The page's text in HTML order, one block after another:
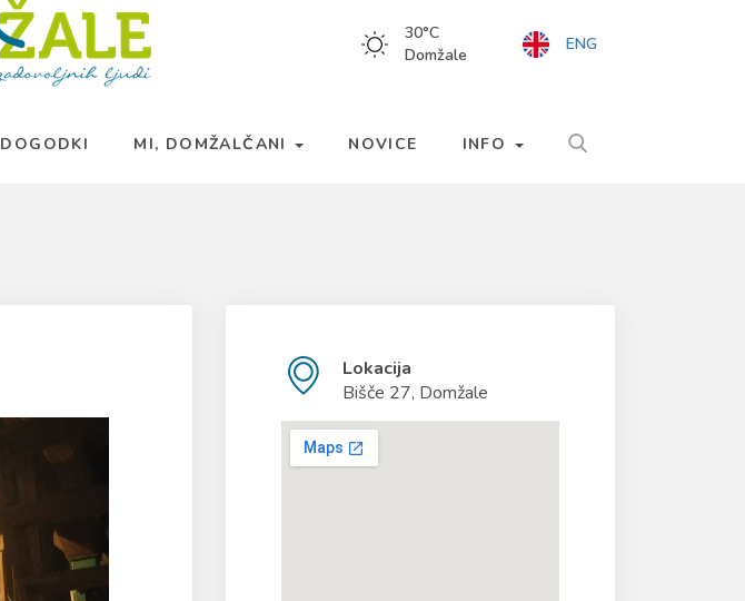
30°C
Domžale
ENG
DOGODKI MI, DOMŽALČANI NOVICE INFO
Lokacija
Bišče 27, Domžale